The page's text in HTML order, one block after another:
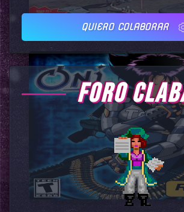
QUIERO COLABORAR
FORO